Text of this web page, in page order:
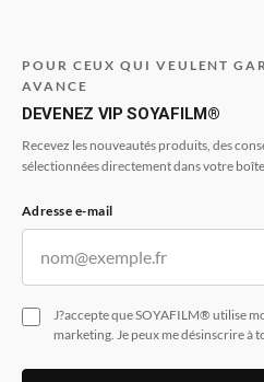
POUR CEUX QUI VEULENT
AVANCE
DEVENEZ VIP SOYAFILM®
Recevez les nouveautés produits, des
sélectionnées directement dans votre
Adresse e-mail
J?accepte que SOYAFILM® utilise
marketing. Je peux me désinscrire à